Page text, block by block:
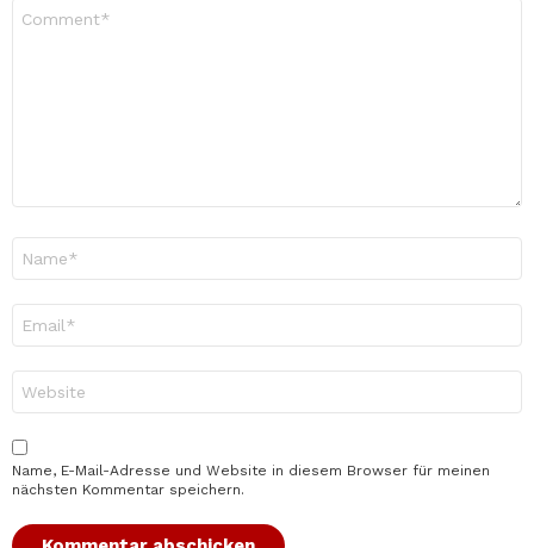
Mail-
Adresse
*
Name, E-Mail-Adresse und Website in diesem Browser für meinen
nächsten Kommentar speichern.